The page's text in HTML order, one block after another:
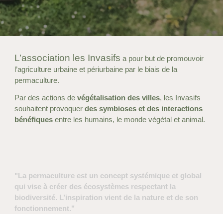
L’association les Invasifs a pour but de promouvoir
l’agriculture urbaine et périurbaine par le biais de la
permaculture.
Par des actions devégétalisation des villes, les Invasifs
souhaitent provoquerdes symbioses et des interactions
bénéfiques entre les humains, le monde végétal et animal.
"La permaculture est un concept systémique et global
qui vise à créer des écosystèmes respectant la
biodiversité. L’inspiration vient de la nature et de son
fonctionnement."